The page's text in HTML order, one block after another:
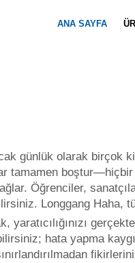
ANA SAYFA
günlük olarak birçok
tamamen
Öğrenciler,
Longgang Haha,
yaratıcılığınızı
hata yapma